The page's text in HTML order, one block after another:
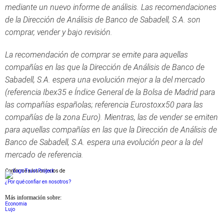
mediante un nuevo informe de análisis. Las recomendaciones
de la Dirección de Análisis de Banco de Sabadell, S.A. son
comprar, vender y bajo revisión.
La recomendación de comprar se emite para aquellas
compañías en las que la Dirección de Análisis de Banco de
Sabadell, S.A. espera una evolución mejor a la del mercado
(referencia Ibex35 e Índice General de la Bolsa de Madrid para
las compañías españolas; referencia Eurostoxx50 para las
compañías de la zona Euro). Mientras, las de vender se emiten
para aquellas compañías en las que la Dirección de Análisis de
Banco de Sabadell, S.A. espera una evolución peor a la del
mercado de referencia.
Conforme a los criterios de
¿Por qué confiar en nosotros?
Más información sobre:
Economia
Lujo